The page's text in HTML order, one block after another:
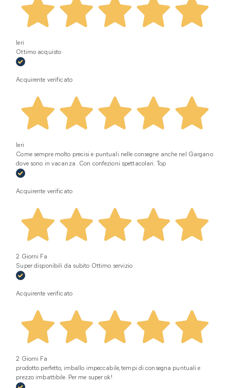
Ieri
Ottimo acquisto
Acquirente verificato
Ieri
Come sempre molto precisi e puntuali nelle consegne anche nel Gargano
dove sono in vacanza . Con confezioni spettacolari. Top
Acquirente verificato
2 Giorni Fa
Super disponibili da subito Ottimo servizio
Acquirente verificato
2 Giorni Fa
prodotto perfetto, imballo impeccabile, tempi di consegna puntuali e
prezzo imbattibile. Per me super ok!